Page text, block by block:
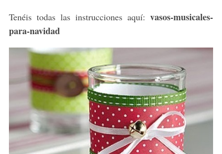
Tenéis todas las instrucciones aquí:vasos-musicales-
para-navidad